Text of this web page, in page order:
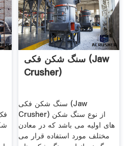
سنگ شکن فکی (Jaw
Crusher)
سنگ شکن فکی (Jaw
Crusher) از نوع سنگ شکن
های اولیه می باشد که در معادن
مختلف مورد استفاده قرار می